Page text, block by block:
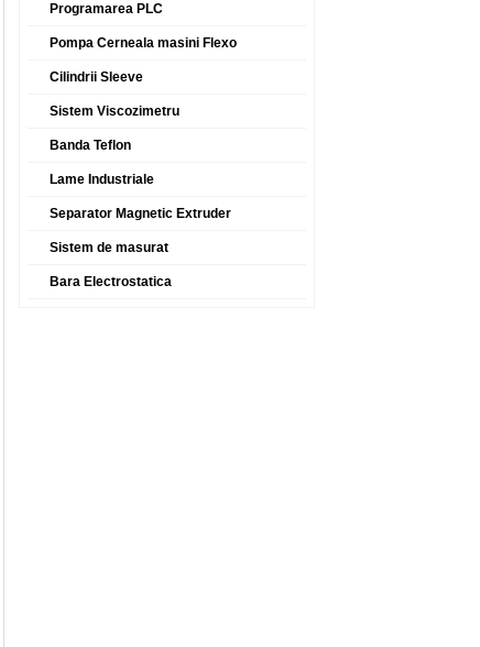
Programarea PLC
Pompa Cerneala masini Flexo
Cilindrii Sleeve
Sistem Viscozimetru
Banda Teflon
Lame Industriale
Separator Magnetic Extruder
Sistem de masurat
Bara Electrostatica